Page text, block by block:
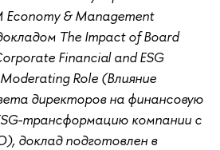
Economy & Management
The Impact of Board
Financial and ESG
Role (Влияние
директоров на финансовую
трансформацию компании с
доклад подготовлен в